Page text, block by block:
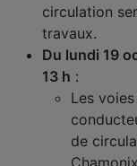
circulation
travaux.
Du lundi 19
13 h :
Les
de